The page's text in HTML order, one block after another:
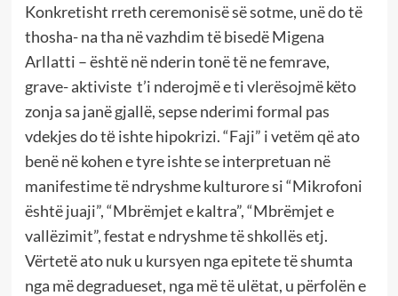
Konkretisht rreth ceremonisë së sotme, unë do të
thosha- na tha në vazhdim të bisedë Migena
Arllatti – është në nderin tonë të ne femrave,
grave- aktiviste t’i nderojmë e ti vlerësojmë këto
zonja sa janë gjallë, sepse nderimi formal pas
vdekjes do tё ishte hipokrizi. “Faji” i vetëm që ato
benë në kohen e tyre ishte se interpretuan në
manifestime të ndryshme kulturore si “Mikrofoni
është juaji”, “Mbrëmjet e kaltra”, “Mbrëmjet e
vallëzimit”, festat e ndryshme të shkollës etj.
Vërtetë ato nuk u kursyen nga epitete të shumta
nga më degradueset, nga më të ulëtat, u përfolën e